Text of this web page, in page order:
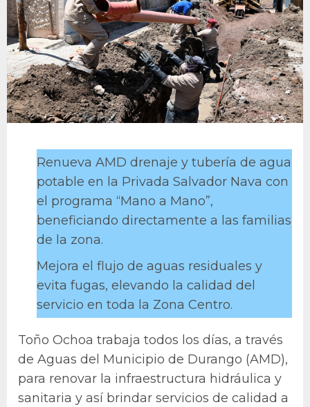
Renueva AMD drenaje y tubería de agua
potable en la Privada Salvador Nava con
el programa “Mano a Mano”,
beneficiando directamente a las familias
de la zona.
Mejora el flujo de aguas residuales y
evita fugas, elevando la calidad del
servicio en toda la Zona Centro.
Toño Ochoa trabaja todos los días, a través
de Aguas del Municipio de Durango (AMD),
para renovar la infraestructura hidráulica y
sanitaria y así brindar servicios de calidad a